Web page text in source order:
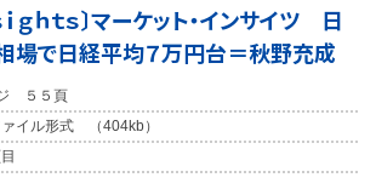
ｓｉｇｈｔｓ〕マーケット・インサイツ 日
で日経平均７万円台＝秋野充成
５５頁
ァイル形式 （404kb）